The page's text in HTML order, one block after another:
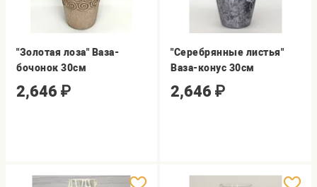
"Золотая лоза" Ваза-
бочонок 30см
2,646 ₽
"Серебрянные листья"
Ваза-конус 30см
2,646 ₽